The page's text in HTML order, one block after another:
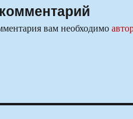
вам необходимо